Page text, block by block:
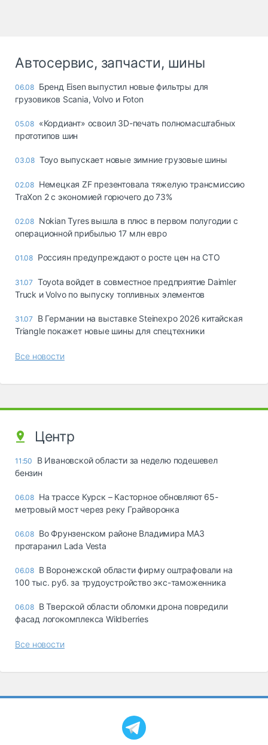
Автосервис, запчасти, шины
06.08 Бренд Eisen выпустил новые фильтры для
грузовиков Scania, Volvo и Foton
05.08 «Кордиант» освоил 3D-печать полномасштабных
прототипов шин
03.08 Toyo выпускает новые зимние грузовые шины
02.08 Немецкая ZF презентовала тяжелую трансмиссию
TraXon 2 с экономией горючего до 73%
02.08 Nokian Tyres вышла в плюс в первом полугодии с
операционной прибылью 17 млн евро
01.08 Россиян предупреждают о росте цен на СТО
31.07 Toyota войдет в совместное предприятие Daimler
Truck и Volvo по выпуску топливных элементов
31.07
В Германии на выставке Steinexpo 2026 китайская
Triangle покажет новые шины для спецтехники
Все новости
Центр
11:50
В Ивановской области за неделю подешевел
бензин
06.08 На трассе Курск – Касторное обновляют 65-
метровый мост через реку Грайворонка
06.08 Во Фрунзенском районе Владимира МАЗ
протаранил Lada Vesta
06.08 В Воронежской области фирму оштрафовали на
100 тыс. руб. за трудоустройство экс-таможенника
06.08 В Тверской области обломки дрона повредили
фасад логокомплекса Wildberries
Все новости